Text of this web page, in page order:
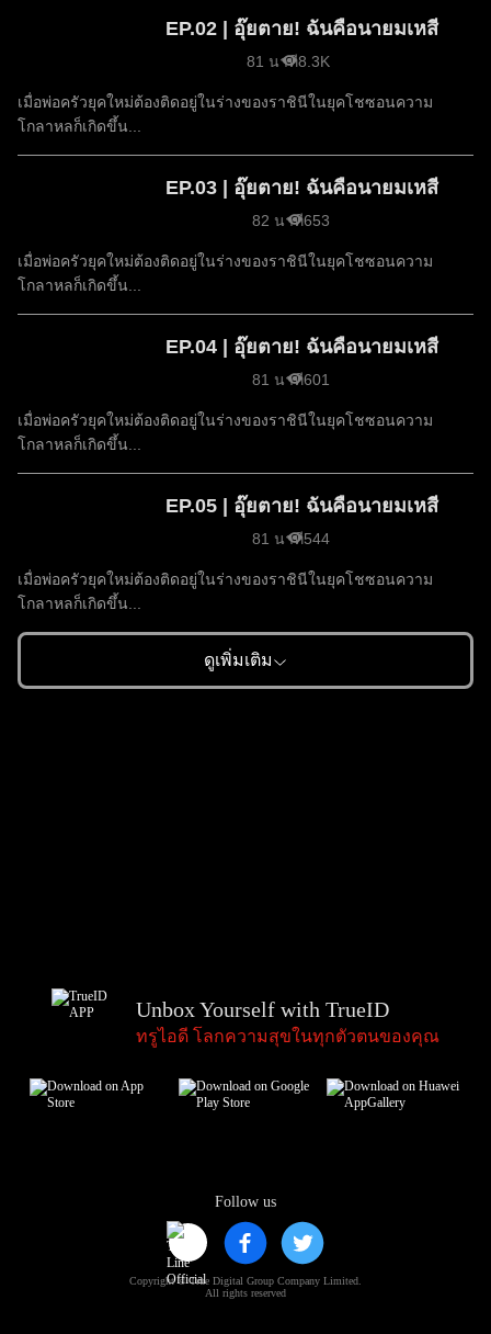
EP.02 | อุ๊ยตาย! ฉันคือนายมเหสี
81 นาที8.3K
เมื่อพ่อครัวยุคใหม่ต้องติดอยู่ในร่างของราชินีในยุคโชซอนความ
โกลาหลก็เกิดขึ้น...
EP.03 | อุ๊ยตาย! ฉันคือนายมเหสี
82 นาที653
เมื่อพ่อครัวยุคใหม่ต้องติดอยู่ในร่างของราชินีในยุคโชซอนความ
โกลาหลก็เกิดขึ้น...
EP.04 | อุ๊ยตาย! ฉันคือนายมเหสี
81 นาที601
เมื่อพ่อครัวยุคใหม่ต้องติดอยู่ในร่างของราชินีในยุคโชซอนความ
โกลาหลก็เกิดขึ้น...
EP.05 | อุ๊ยตาย! ฉันคือนายมเหสี
81 นาที544
เมื่อพ่อครัวยุคใหม่ต้องติดอยู่ในร่างของราชินีในยุคโชซอนความ
โกลาหลก็เกิดขึ้น...
ดูเพิ่มเติม
Follow us
Copyright © True Digital Group Company Limited.
All rights reserved
Unbox Yourself with TrueID
ทรูไอดี โลกความสุขในทุกตัวตนของคุณ